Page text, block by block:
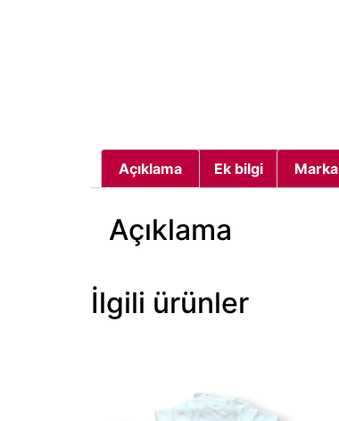
Açıklama Ek bilgi Marka
Açıklama
İlgili ürünler